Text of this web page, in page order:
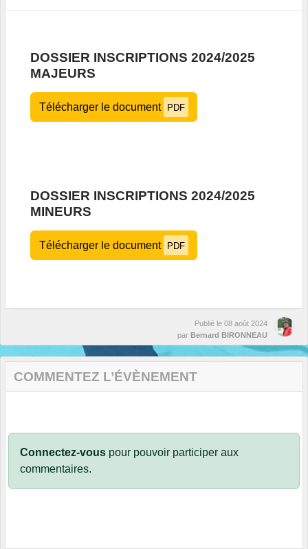
DOSSIER INSCRIPTIONS 2024/2025
MAJEURS
Télécharger le document PDF
DOSSIER INSCRIPTIONS 2024/2025
MINEURS
Télécharger le document PDF
Publié le 08 août 2024
par Bernard BIRONNEAU
COMMENTEZ L’ÉVÈNEMENT
Connectez-vous pour pouvoir participer aux
commentaires.